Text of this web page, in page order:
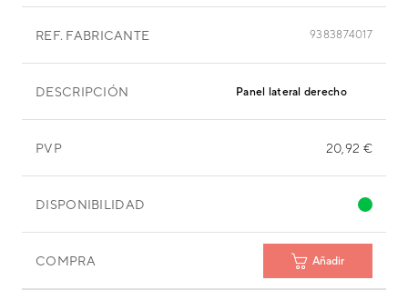
REF. FABRICANTE 9383874017
DESCRIPCIÓN Panel lateral derecho
PVP 20,92 €
DISPONIBILIDAD
COMPRA Añadir